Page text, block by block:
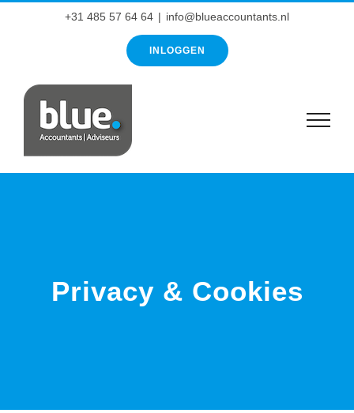
+31 485 57 64 64 | info@blueaccountants.nl
INLOGGEN
Privacy & Cookies